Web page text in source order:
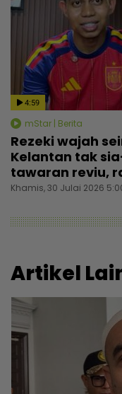
4:59
mStar | Berita
Rezeki wajah
Kelantan tak
tawaran reviu,
Khamis, 30 Julai 2026
Artikel